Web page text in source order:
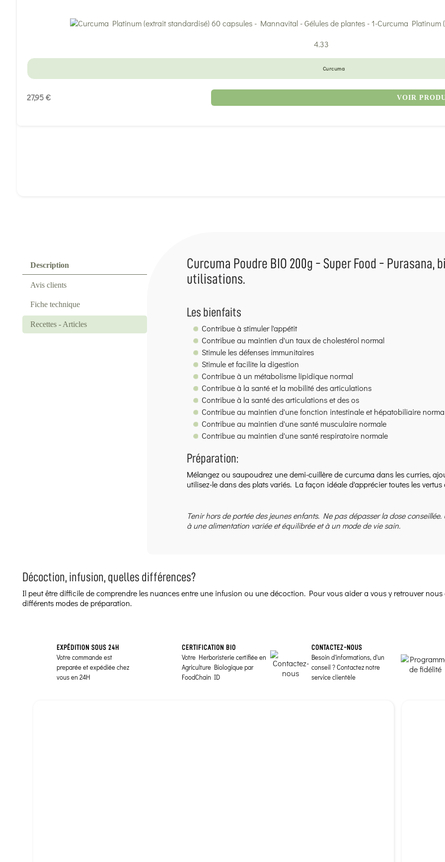
Description
Avis clients
Fiche technique
Recettes - Articles
Curcuma Poudre BIO 200g - Super Food -
utilisations.
Les bienfaits
Contribue à stimuler l'appétit
Contribue au maintien d'un taux de cholestérol normal
Stimule les défenses immunitaires
Stimule et facilite la digestion
Contribue à un métabolisme lipidique normal
Contribue à la santé et la mobilité des articulations
Contribue à la santé des articulations et des os
Contribue au maintien d'une fonction intestinale et hépatobiliaire
Contribue au maintien d'une santé musculaire normale
Contribue au maintien d'une santé respiratoire normale
Préparation:
Mélangez ou saupoudrez une demi-cuillère de curcuma dans les curries,
utilisez-le dans des plats variés. La façon idéale d'apprécier toutes les
Tenir hors de portée des jeunes enfants. Ne pas dépasser la dose
à une alimentation variée et équilibrée et à un mode de vie sain.
Décoction, infusion, quelles différences?
Il peut être difficile de comprendre les nuances entre une infusion ou une décoction. Pour vous aider a vous y retrouver
différents modes de préparation.
4.33
Curcuma
27,95 € VOIR
EXPÉDITION SOUS 24H
Votre commande est
preparée et expédiée chez
vous en 24H
CERTIFICATION BIO
Votre Herboristerie certifiée en
Agriculture Biologique par
FoodChain ID
CONTACTEZ-NOUS
Besoin d'informations, d'un
conseil ? Contactez notre
service clientèle